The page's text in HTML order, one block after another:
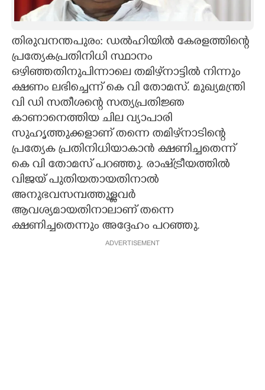
CARTOONS
ZOOM
CONTACT US
തിരുവനന്തപുരം: ഡൽഹിയിൽ കേരളത്തിന്റെ
പ്രത്യേകപ്രതിനിധി സ്ഥാനം
ഒഴിഞ്ഞതിനുപിന്നാലെ തമിഴ്‌നാട്ടിൽ നിന്നും
ക്ഷണം ലഭിച്ചെന്ന് കെ വി തോമസ്. മുഖ്യമന്ത്രി
വി ഡി സതീശന്റെ സത്യപ്രതിജ്ഞ
കാണാനെത്തിയ ചില വ്യാപാരി
സുഹൃത്തുക്കളാണ് തന്നെ തമിഴ്‌നാടിന്റെ
പ്രത്യേക പ്രതിനിധിയാകാൻ ക്ഷണിച്ചതെന്ന്
കെ വി തോമസ് പറഞ്ഞു. രാഷ്‌ട്രീയത്തിൽ
വിജയ്‌ പുതിയതായതിനാൽ
അനുഭവസമ്പത്തുള്ളവർ
ആവശ്യമായതിനാലാണ് തന്നെ
ക്ഷണിച്ചതെന്നും അദ്ദേഹം പറഞ്ഞു.
ADVERTISEMENT